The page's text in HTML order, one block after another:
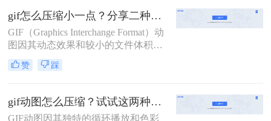
的方法。
gif怎么压缩小一点？分享二种压缩动图的方法！
GIF（Graphics Interchange Format）动
图因其动态效果和较小的文件体积而
广受欢迎，但在社交媒体和网页设计
中，过大的GIF文件往往会导致加载
怎么压缩小一点呢？本文将介绍两种
有效的方法，帮助您轻松压缩GIF文
赞 踩
gif动图怎么压缩？试试这两种高效方法！
GIF动图因其独特的循环播放和色彩